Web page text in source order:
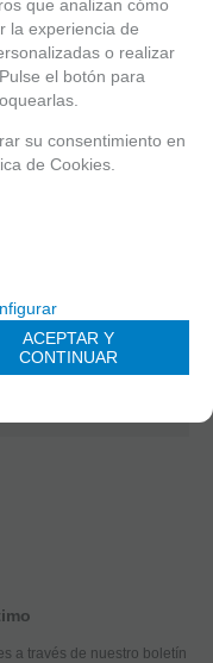
y una atracción
podría liberarlos a ambos.
inolvidables, un
apasionado y una trama
esta novela de la
en una historia sobre el
pérdida, el precio de la
4.00%IVA incluido
negociada (5%)
23,70 €
a través de nuestro boletín
que analizan cómo
la experiencia de
o realizar
el botón para
su consentimiento en
de Cookies.
ACEPTAR Y
CONTINUAR